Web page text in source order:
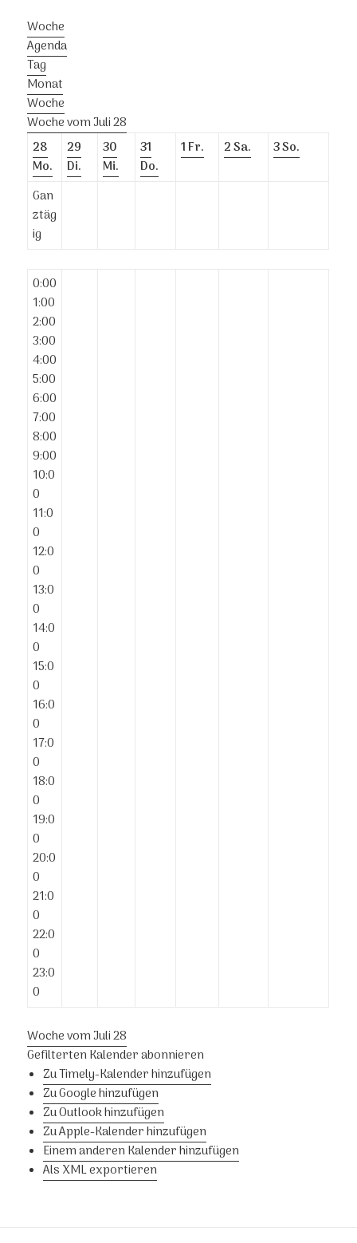
Woche
Agenda
Tag
Monat
Woche
Woche vom Juli 28
28
Mo.
29
Di.
30
Mi.
31
Do.
1Fr. 2Sa. 3So.
Gan
ztäg
ig
0:00
1:00
2:00
3:00
4:00
5:00
6:00
7:00
8:00
9:00
10:0
0
11:0
0
12:0
0
13:0
0
14:0
0
15:0
0
16:0
0
17:0
0
18:0
0
19:0
0
20:0
0
21:0
0
22:0
0
23:0
0
Woche vom Juli 28
Gefilterten Kalender abonnieren
Zu Timely-Kalender hinzufügen
Zu Google hinzufügen
Zu Outlook hinzufügen
Zu Apple-Kalender hinzufügen
Einem anderen Kalender hinzufügen
Als XML exportieren